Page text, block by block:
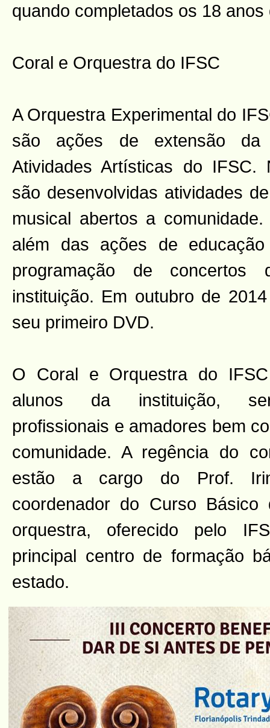
quando completados os 18 anos
Coral e Orquestra do IFSC
A Orquestra Experimental do
são ações de extensão da
Atividades Artísticas do IFSC.
são desenvolvidas atividades
musical abertos a
além das ações de educação
programação de
instituição. Em outubro de
seu primeiro DVD.
O Coral e Orquestra do
alunos da instituição,
profissionais e amadores bem
comunidade. A regência do
estão a cargo do Prof.
coordenador do Curso Básico
orquestra, oferecido pelo
principal centro de formação
estado.